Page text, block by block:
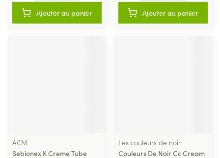
Ajouter au panier Ajouter au panier
ACM
Sebionex K Creme Tube
Les couleurs de noir
Couleurs De Noir Cc Cream